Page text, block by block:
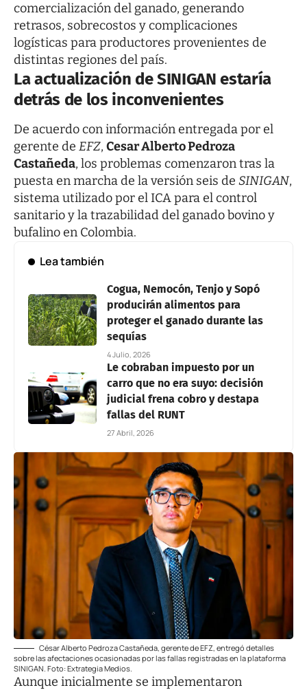
comercialización del ganado, generando
retrasos, sobrecostos y complicaciones
logísticas para productores provenientes de
distintas regiones del país.
La actualización de SINIGAN estaría
detrás de los inconvenientes
De acuerdo con información entregada por el
gerente de EFZ, Cesar Alberto Pedroza
Castañeda, los problemas comenzaron tras la
puesta en marcha de la versión seis de SINIGAN,
sistema utilizado por el ICA para el control
sanitario y la trazabilidad del ganado bovino y
bufalino en Colombia.
Lea también
Cogua, Nemocón, Tenjo y Sopó
producirán alimentos para
proteger el ganado durante las
sequías
4 Julio, 2026
Le cobraban impuesto por un
carro que no era suyo: decisión
judicial frena cobro y destapa
fallas del RUNT
27 Abril, 2026
César Alberto Pedroza Castañeda, gerente de EFZ, entregó detalles
sobre las afectaciones ocasionadas por las fallas registradas en la plataforma
SINIGAN. Foto: Extrategia Medios.
Aunque inicialmente se implementaron